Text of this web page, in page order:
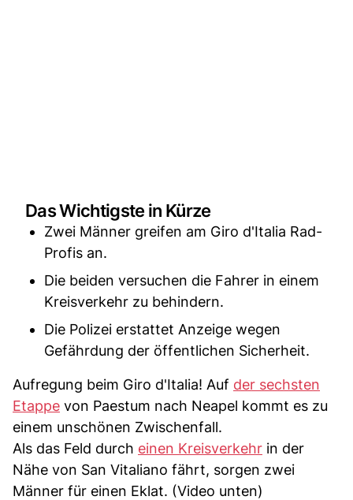
Das Wichtigste in Kürze
Zwei Männer greifen am Giro d'Italia Rad-
Profis an.
Die beiden versuchen die Fahrer in einem
Kreisverkehr zu behindern.
Die Polizei erstattet Anzeige wegen
Gefährdung der öffentlichen Sicherheit.
Aufregung beim Giro d'Italia! Auf der sechsten
Etappe von Paestum nach Neapel kommt es zu
einem unschönen Zwischenfall.
Als das Feld durch einen Kreisverkehr in der
Nähe von San Vitaliano fährt, sorgen zwei
Männer für einen Eklat. (Video unten)